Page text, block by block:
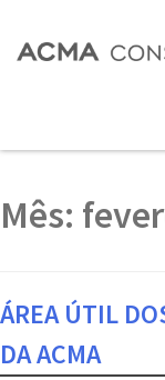
Mês:
ÁREA ÚTIL
DA ACMA